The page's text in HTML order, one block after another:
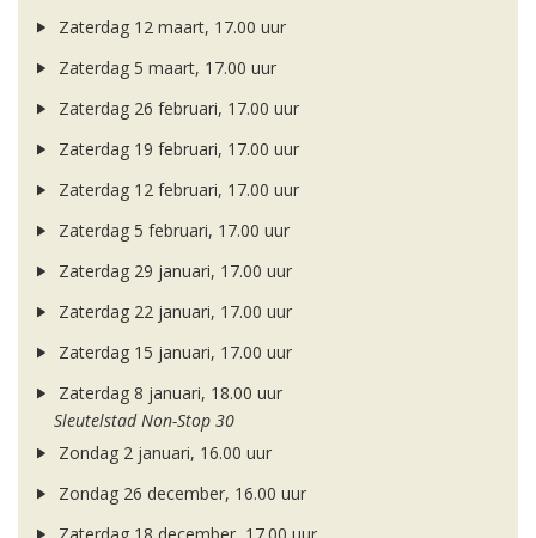
Zaterdag 12 maart, 17.00 uur
Zaterdag 5 maart, 17.00 uur
Zaterdag 26 februari, 17.00 uur
Zaterdag 19 februari, 17.00 uur
Zaterdag 12 februari, 17.00 uur
Zaterdag 5 februari, 17.00 uur
Zaterdag 29 januari, 17.00 uur
Zaterdag 22 januari, 17.00 uur
Zaterdag 15 januari, 17.00 uur
Zaterdag 8 januari, 18.00 uur
Sleutelstad Non-Stop 30
Zondag 2 januari, 16.00 uur
Zondag 26 december, 16.00 uur